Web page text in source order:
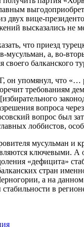
двух вице-
высказались
что приезд
мусульман, а, во-
балканского
он упомянул, что
требованиям
вопроса
вопрос был
лоббистов,
мусульман и
ключевыми.
«дефицита»
стран
а на данном
в